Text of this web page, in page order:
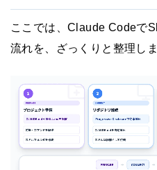
ここでは、Claude Codeで
流れを、ざっくりと整理しま